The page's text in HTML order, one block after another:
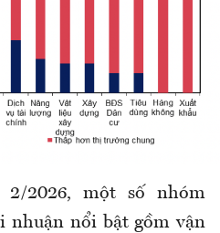
2/2026, một số nhóm
nhuận nổi bật gồm vận